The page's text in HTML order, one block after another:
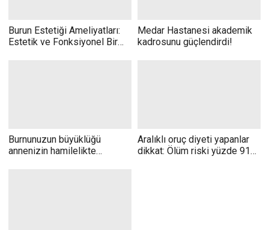
Burun Estetiği Ameliyatları:
Estetik ve Fonksiyonel Bir
Medar Hastanesi akademik
kadrosunu güçlendirdi!
Burnunuzun büyüklüğü
annenizin hamilelikte
Aralıklı oruç diyeti yapanlar
dikkat: Ölüm riski yüzde 91